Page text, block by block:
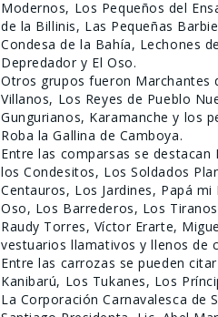
Modernos, Los Pequeños del
de la Billinis, Las Pequeñas
Condesa de la Bahía, Lechones
Depredador y El Oso.
Otros grupos fueron Marchantes
Villanos, Los Reyes de Pueblo
Gungurianos, Karamanche y los
Roba la Gallina de Camboya.
Entre las comparsas se
los Condesitos, Los Soldados
Centauros, Los Jardines, Papá
Oso, Los Barrederos, Los
Raudy Torres, Víctor Erarte,
vestuarios llamativos y llenos de
Entre las carrozas se pueden
Kanibarú, Los Tukanes, Los
La Corporación Carnavalesca